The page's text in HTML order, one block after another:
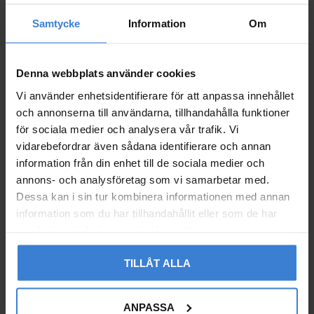
Samtycke Information Om
Denna webbplats använder cookies
Vi använder enhetsidentifierare för att anpassa innehållet
och annonserna till användarna, tillhandahålla funktioner
för sociala medier och analysera vår trafik. Vi
vidarebefordrar även sådana identifierare och annan
information från din enhet till de sociala medier och
annons- och analysföretag som vi samarbetar med.
Dessa kan i sin tur kombinera informationen med annan
information som du har tillhandahållit eller som de har
TILLÅT ALLA
ANPASSA
Elektrisk Handdukstor
k Kriss Mare
2 548KR
Add to favorites
Elektrisk Handdukstor
Add
Elektrisk Handdukstor
Elektrisk Handdukstor